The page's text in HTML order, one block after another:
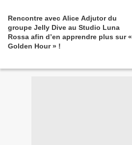
Rencontre avec Alice Adjutor du
groupe Jelly Dive au Studio Luna
Rossa afin d’en apprendre plus sur «
Golden Hour » !